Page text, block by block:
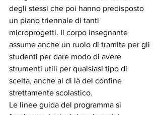
degli stessi che poi hanno predisposto
un piano triennale di tanti
microprogetti. Il corpo insegnante
assume anche un ruolo di tramite per gli
studenti per dare modo di avere
strumenti utili per qualsiasi tipo di
scelta, anche al di là del confine
strettamente scolastico.
Le linee guida del programma si